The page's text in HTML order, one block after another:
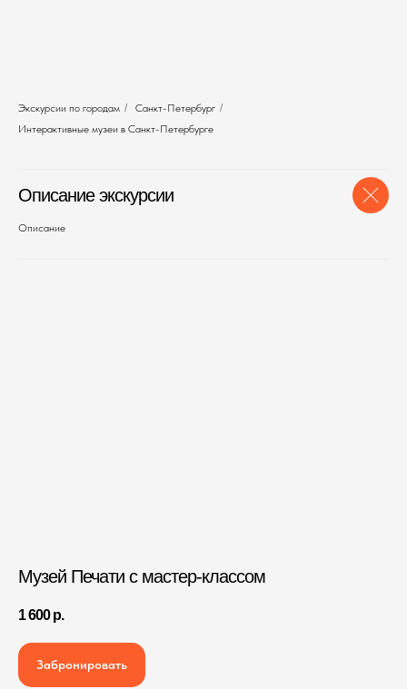
Экскурсии по городам / Санкт-Петербург /
Интерактивные музеи в Санкт-Петербурге
Описание экскурсии
Описание
Музей Печати с мастер-классом
1 600 р.
Забронировать